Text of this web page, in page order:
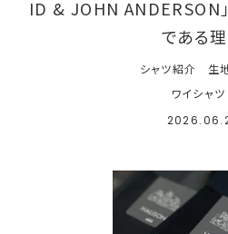
ID & JOHN ANDERSON
である
シャツ紹介
生
ワイシャツ